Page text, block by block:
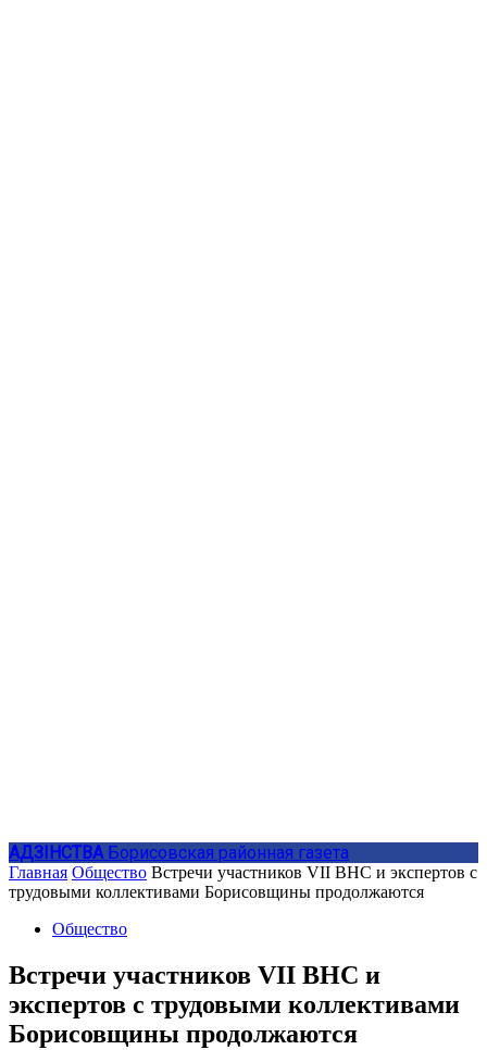
АДЗIНСТВА Борисовская районная газета
Главная Общество Встречи участников VII ВНС и экспертов с
трудовыми коллективами Борисовщины продолжаются
Общество
Встречи участников VII ВНС и
экспертов с трудовыми коллективами
Борисовщины продолжаются